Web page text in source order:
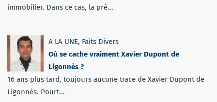
immobilier. Dans ce cas, la pré...
A LA UNE, Faits Divers
Où se cache vraiment Xavier Dupont de
Ligonnès ?
16 ans plus tard, toujours aucune trace de Xavier Dupont de
Ligonnès. Pourt...